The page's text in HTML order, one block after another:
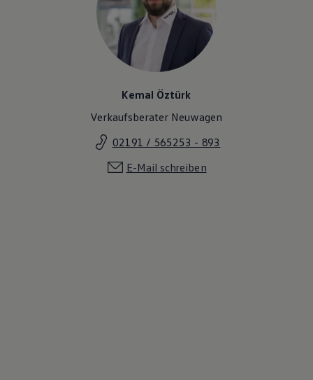
Lifestyle
Transport
Familie
Elektromobilität
Volkswagen R
Pannen- und Unfallhilfe
Volkswagen Kundenbetreuung
Kemal Öztürk
Verkaufsberater Neuwagen
02191 / 565253 - 893
E-Mail schreiben